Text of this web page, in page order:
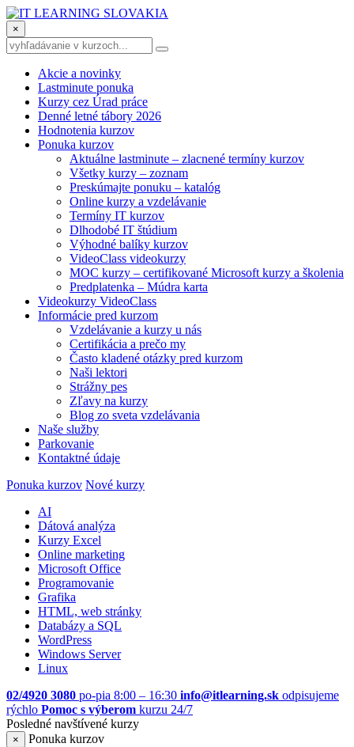
×
Akcie a novinky
Lastminute ponuka
Kurzy cez Úrad práce
Denné letné tábory 2026
Hodnotenia kurzov
Ponuka kurzov
Aktuálne lastminute – zlacnené termíny kurzov
Všetky kurzy – zoznam
Preskúmajte ponuku – katalóg
Online kurzy a vzdelávanie
Termíny IT kurzov
Dlhodobé IT štúdium
Výhodné balíky kurzov
VideoClass videokurzy
MOC kurzy – certifikované Microsoft kurzy a školenia
Predplatenka – Múdra karta
Videokurzy VideoClass
Informácie pred kurzom
Vzdelávanie a kurzy u nás
Certifikácia a prečo my
Často kladené otázky pred kurzom
Naši lektori
Strážny pes
Zľavy na kurzy
Blog zo sveta vzdelávania
Naše služby
Parkovanie
Kontaktné údaje
Ponuka kurzov Nové kurzy
AI
Dátová analýza
Kurzy Excel
Online marketing
Microsoft Office
Programovanie
Grafika
HTML, web stránky
Databázy a SQL
WordPress
Windows Server
Linux
02/4920 3080 po-pia 8:00 – 16:30 info@itlearning.sk odpisujeme
rýchlo Pomoc s výberom kurzu 24/7
Posledné navštívené kurzy
×
Ponuka kurzov